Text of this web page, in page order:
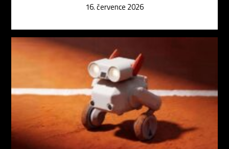
16. července 2026